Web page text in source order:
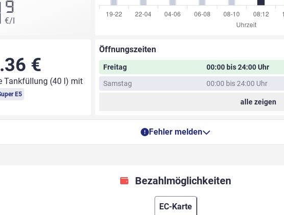
9
€/l
€
Tankfüllung (40 l) mit
E5
Öffnungszeiten
Freitag
00:00 bis 24:00 Uhr
Samstag
00:00 bis 24:00 Uhr
alle zeigen
Fehler melden
Bezahlmöglichkeiten
EC-Karte